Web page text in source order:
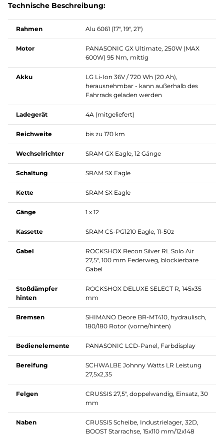
Technische Beschreibung:
Rahmen Alu 6061 (17", 19", 21")
Motor
PANASONIC GX Ultimate, 250W (MAX
600W) 95 Nm, mittig
Akku
LG Li-Ion 36V / 720 Wh (20 Ah),
herausnehmbar - kann außerhalb des
Fahrrads geladen werden
Ladegerät 4A (mitgeliefert)
Reichweite bis zu 170 km
Wechselrichter SRAM GX Eagle, 12 Gänge
Schaltung SRAM SX Eagle
Kette SRAM SX Eagle
Gänge 1 x 12
Kassette SRAM CS-PG1210 Eagle, 11-50z
Gabel
ROCKSHOX Recon Silver RL Solo Air
27,5", 100 mm Federweg, blockierbare
Gabel
Stoßdämpfer
hinten
ROCKSHOX DELUXE SELECT R, 145x35
mm
Bremsen
SHIMANO Deore BR-MT410, hydraulisch,
180/180 Rotor (vorne/hinten)
Bedienelemente PANASONIC LCD-Panel, Farbdisplay
Bereifung
SCHWALBE Johnny Watts LR Leistung
27,5x2,35
Felgen
CRUSSIS 27,5", doppelwandig, Einsatz, 30
mm
Naben
CRUSSIS Scheibe, Industrielager, 32D,
BOOST Starrachse, 15x110 mm/12x148